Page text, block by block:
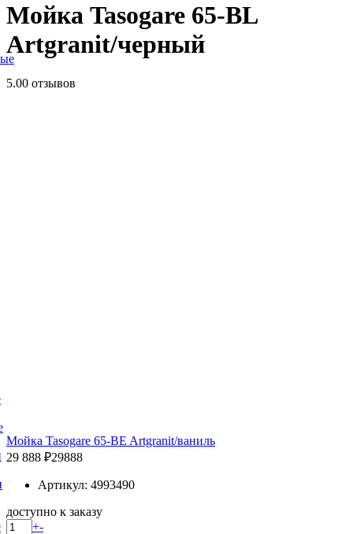
Мойка Tasogare 65-BL
Artgranit/черный
5.00 отзывов
Мойка Tasogare 65-BE Artgranit/ваниль
29 888 ₽29888
Артикул: 4993490
доступно к заказу
+-